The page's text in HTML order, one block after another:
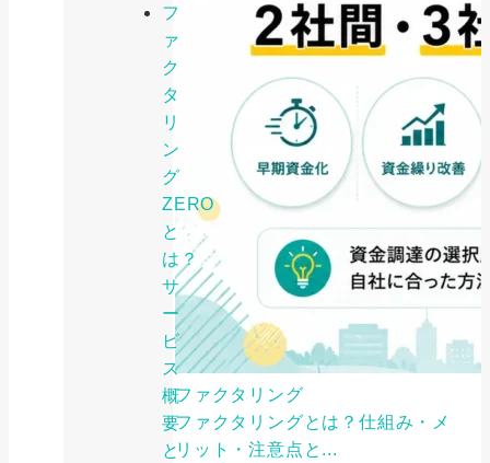
フ
ァ
ク
タ
リ
ン
グ
ZERO
と
は？
サ
ー
ビ
ス
概
要
と
ファクタリング
ファクタリングとは？仕組み・メ
リット・注意点と...